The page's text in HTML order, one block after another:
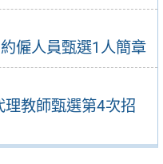
僱人員甄選1人簡章
教師甄選第4次招